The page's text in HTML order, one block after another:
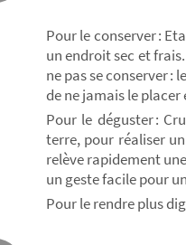
Pour le conserver :
un endroit sec et
ne pas se conserver :
de ne jamais le
Pour le déguster :
terre, pour réaliser
relève rapidement
un geste facile pour
Pour le rendre plus